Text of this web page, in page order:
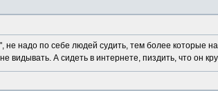
не надо по себе людей судить, тем более которые
не видывать. А сидеть в интернете, пиздить, что